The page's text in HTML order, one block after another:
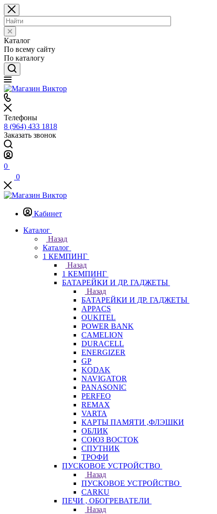
Каталог
По всему сайту
По каталогу
Телефоны
8 (964) 433 1818
Заказать звонок
0
0
Кабинет
Каталог
Назад
Каталог
1 КЕМПИНГ
Назад
1 КЕМПИНГ
БАТАРЕЙКИ И ДР. ГАДЖЕТЫ
Назад
БАТАРЕЙКИ И ДР. ГАДЖЕТЫ
APPACS
OUKITEL
POWER BANK
CAMELION
DURACELL
ENERGIZER
GP
KODAK
NAVIGATOR
PANASONIC
PERFEO
REMAX
VARTA
КАРТЫ ПАМЯТИ ,ФЛЭШКИ
ОБЛИК
СОЮЗ ВОСТОК
СПУТНИК
ТРОФИ
ПУСКОВОЕ УСТРОЙСТВО
Назад
ПУСКОВОЕ УСТРОЙСТВО
CARKU
ПЕЧИ , ОБОГРЕВАТЕЛИ
Назад